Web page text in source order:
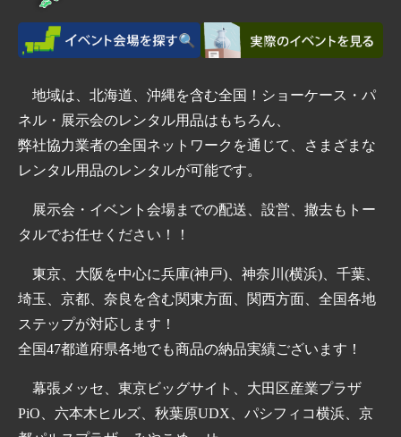
地域は、北海道、沖縄を含む全国！ショーケース・パ
ネル・展示会のレンタル用品はもちろん、
弊社協力業者の全国ネットワークを通じて、さまざまな
レンタル用品のレンタルが可能です。
展示会・イベント会場までの配送、設営、撤去もトー
タルでお任せください！！
東京、大阪を中心に兵庫(神戸)、神奈川(横浜)、千葉、
埼玉、京都、奈良を含む関東方面、関西方面、全国各地
ステップが対応します！
全国47都道府県各地でも商品の納品実績ございます！
幕張メッセ、東京ビッグサイト、大田区産業プラザ
PiO、六本木ヒルズ、秋葉原UDX、パシフィコ横浜、京